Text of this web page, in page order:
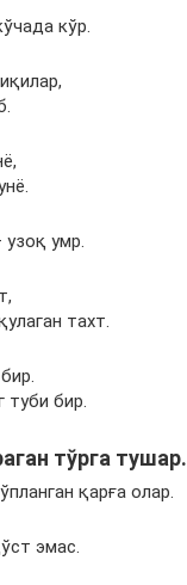
кўр.
умр.
тахт.
туби бир.
тўрга тушар.
қарға олар.
эмас.